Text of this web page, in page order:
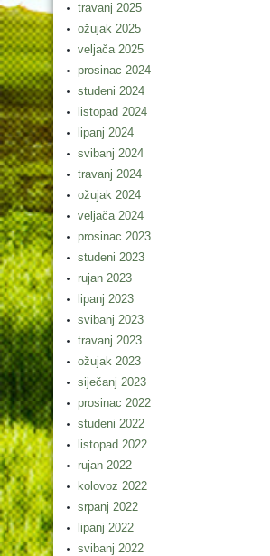
travanj 2025
ožujak 2025
veljača 2025
prosinac 2024
studeni 2024
listopad 2024
lipanj 2024
svibanj 2024
travanj 2024
ožujak 2024
veljača 2024
prosinac 2023
studeni 2023
rujan 2023
lipanj 2023
svibanj 2023
travanj 2023
ožujak 2023
siječanj 2023
prosinac 2022
studeni 2022
listopad 2022
rujan 2022
kolovoz 2022
srpanj 2022
lipanj 2022
svibanj 2022